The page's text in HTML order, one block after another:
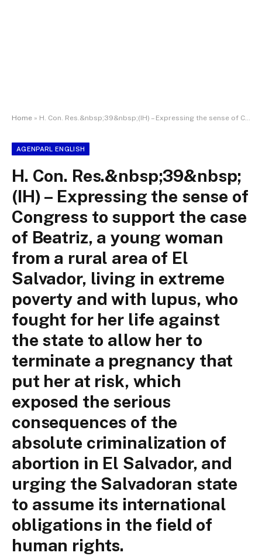
Home » H. Con. Res.&nbsp;39&nbsp;(IH) – Expressing the sense of Congress to support the case of Beatriz, a young woman from a rural area of El Salvador, living in extreme poverty and with lupus, who fought for her life against the state to allow her to terminate a pregnancy that put her at risk, which exposed the serious consequences of the absolute criminalization of abortion in El Salvador, and urging the Salvadoran state to assume its international obligations in the field of human rights.
AGENPARL ENGLISH
H. Con. Res.&nbsp;39&nbsp;
(IH) – Expressing the sense of
Congress to support the case
of Beatriz, a young woman
from a rural area of El
Salvador, living in extreme
poverty and with lupus, who
fought for her life against
the state to allow her to
terminate a pregnancy that
put her at risk, which
exposed the serious
consequences of the
absolute criminalization of
abortion in El Salvador, and
urging the Salvadoran state
to assume its international
obligations in the field of
human rights.